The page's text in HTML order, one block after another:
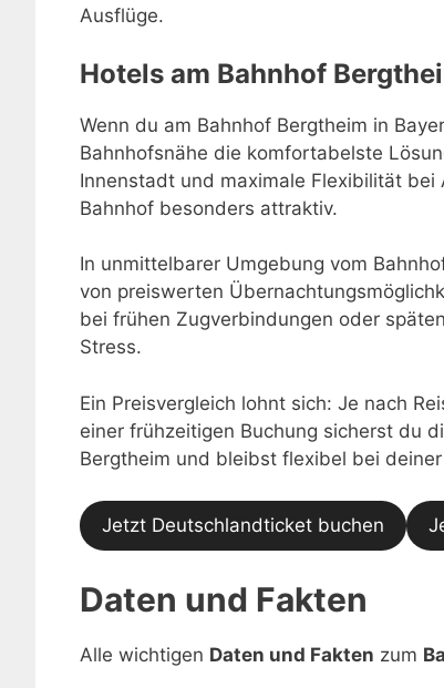
Ausflüge.
Hotels am Bahnhof
Wenn du am Bahnhof Bergtheim in
Bahnhofsnähe die komfortabelste
Innenstadt und maximale Flexibilität
Bahnhof besonders attraktiv.
In unmittelbarer Umgebung vom
von preiswerten
bei frühen Zugverbindungen oder
Stress.
Ein Preisvergleich lohnt sich: Je nach
einer frühzeitigen Buchung sicherst du
Bergtheim und bleibst flexibel bei
Jetzt Deutschlandticket buchen
Daten und Fakten
Alle wichtigen Daten und Fakten zum